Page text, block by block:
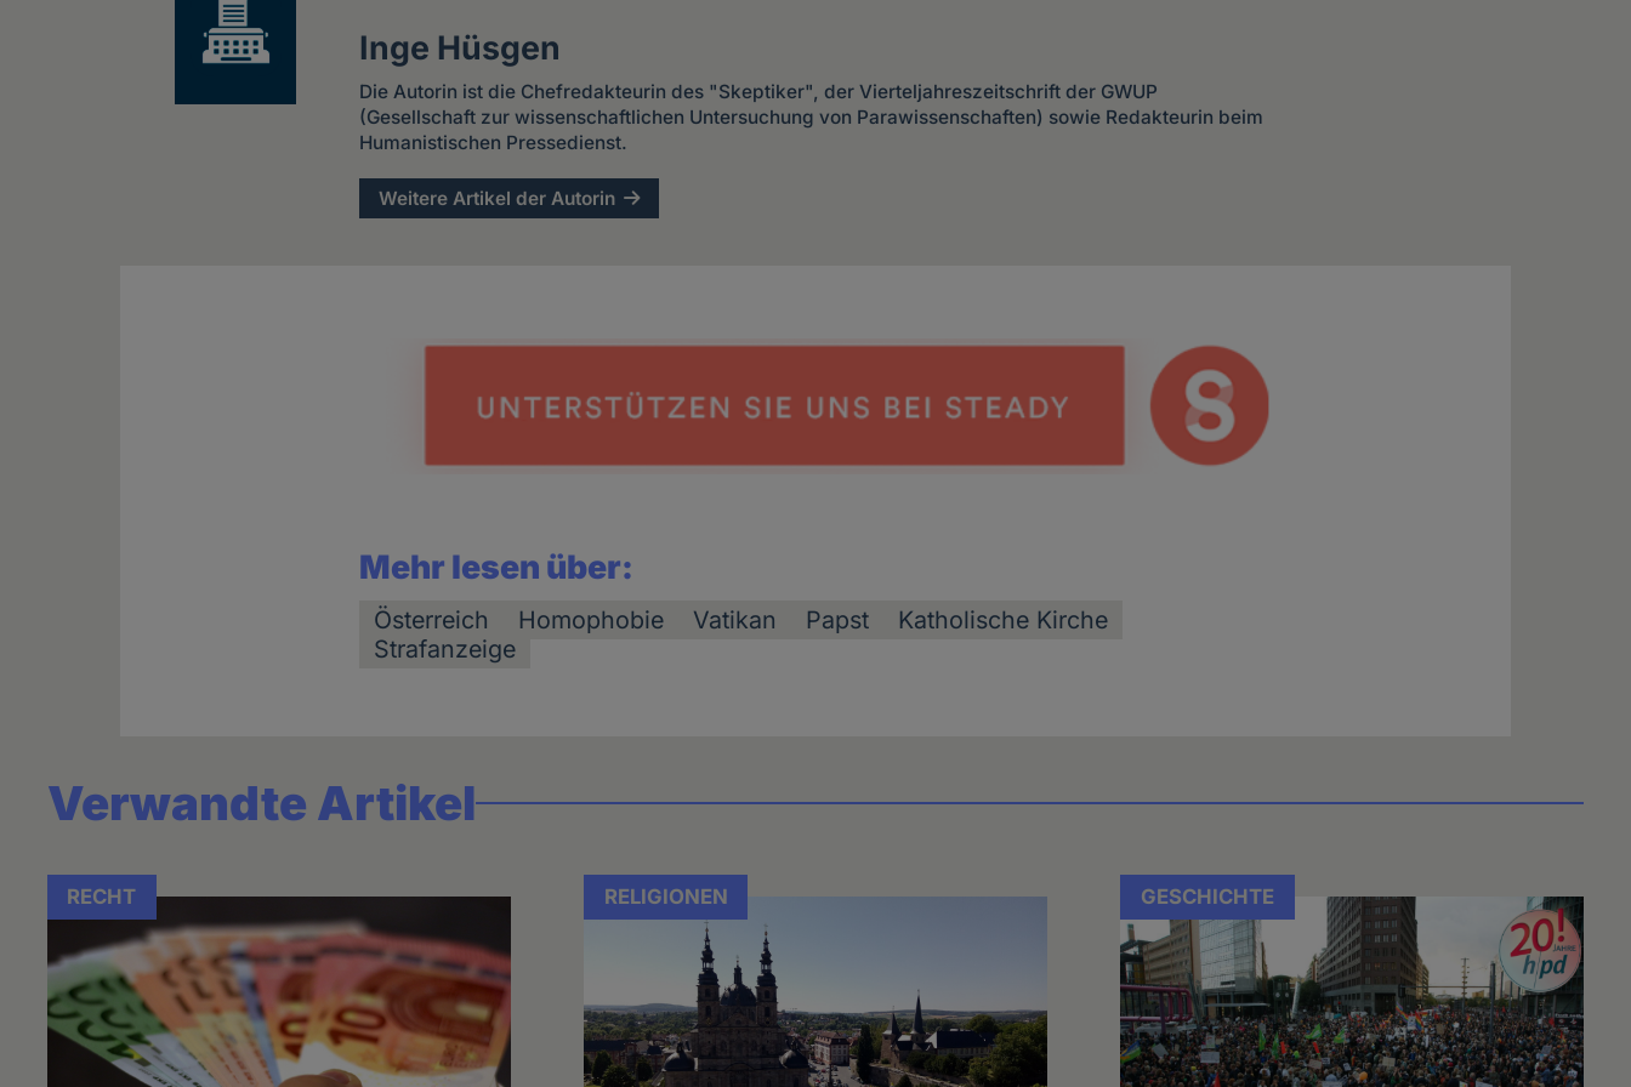
Inge Hüsgen
Die Autorin ist die Chefredakteurin des "Skeptiker", der Vierteljahreszeitschrift der GWUP
(Gesellschaft zur wissenschaftlichen Untersuchung von Parawissenschaften) sowie Redakteurin beim
Humanistischen Pressedienst.
Weitere Artikel der Autorin
Mehr lesen über:
Österreich Homophobie Vatikan Papst
Katholische Kirche
Strafanzeige
Verwandte Artikel
RECHT RELIGIONEN GESCHICHTE